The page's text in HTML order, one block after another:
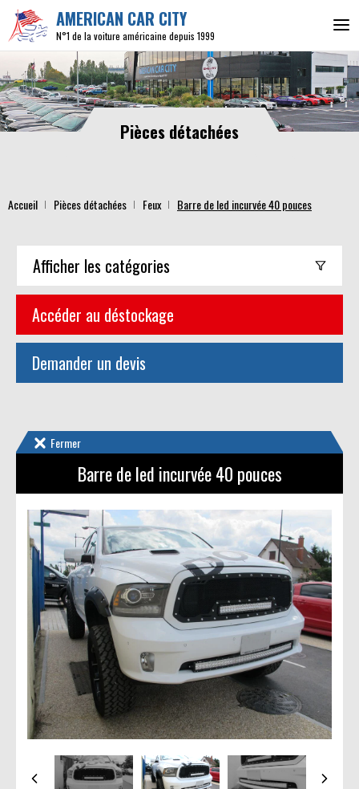
AMERICAN CAR CITY
N°1 de la voiture américaine depuis 1999
Pièces détachées
Accueil Pièces détachées Feux Barre de led incurvée 40 pouces
Afficher les catégories
Accéder au déstockage
Demander un devis
Fermer
Barre de led incurvée 40 pouces